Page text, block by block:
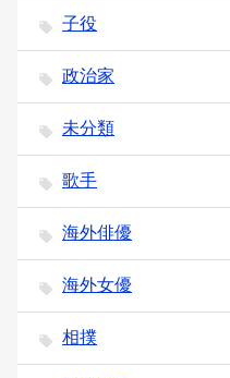
子役
政治家
未分類
歌手
海外俳優
海外女優
相撲